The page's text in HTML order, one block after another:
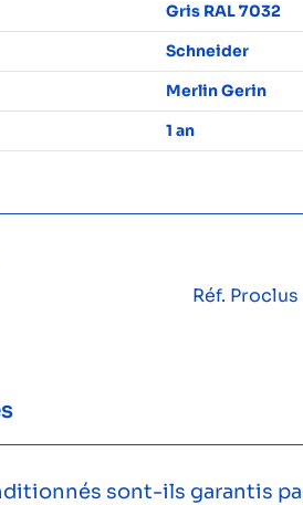
Gris RAL 7032
Schneider
Merlin Gerin
1 an
Réf. Proclus
sont-ils garantis